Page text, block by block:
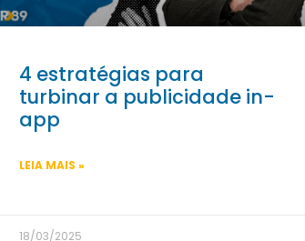
4 estratégias para
turbinar a publicidade in-
app
LEIA MAIS »
18/03/2025